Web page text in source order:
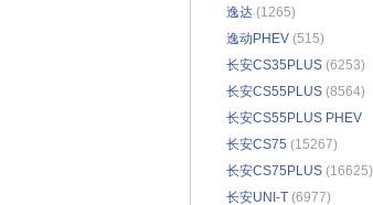
逸达 (1265)
逸动PHEV (515)
长安CS35PLUS (6253)
长安CS55PLUS (8564)
长安CS55PLUS PHEV
(739)
长安CS75 (15267)
长安CS75PLUS (16625)
长安UNI-T (6977)